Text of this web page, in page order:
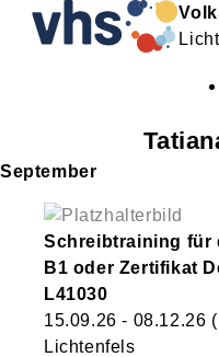
September
Schreibtraining für
B1 oder Zertifikat
L41030
15.09.26 - 08.12.26
Lichtenfels